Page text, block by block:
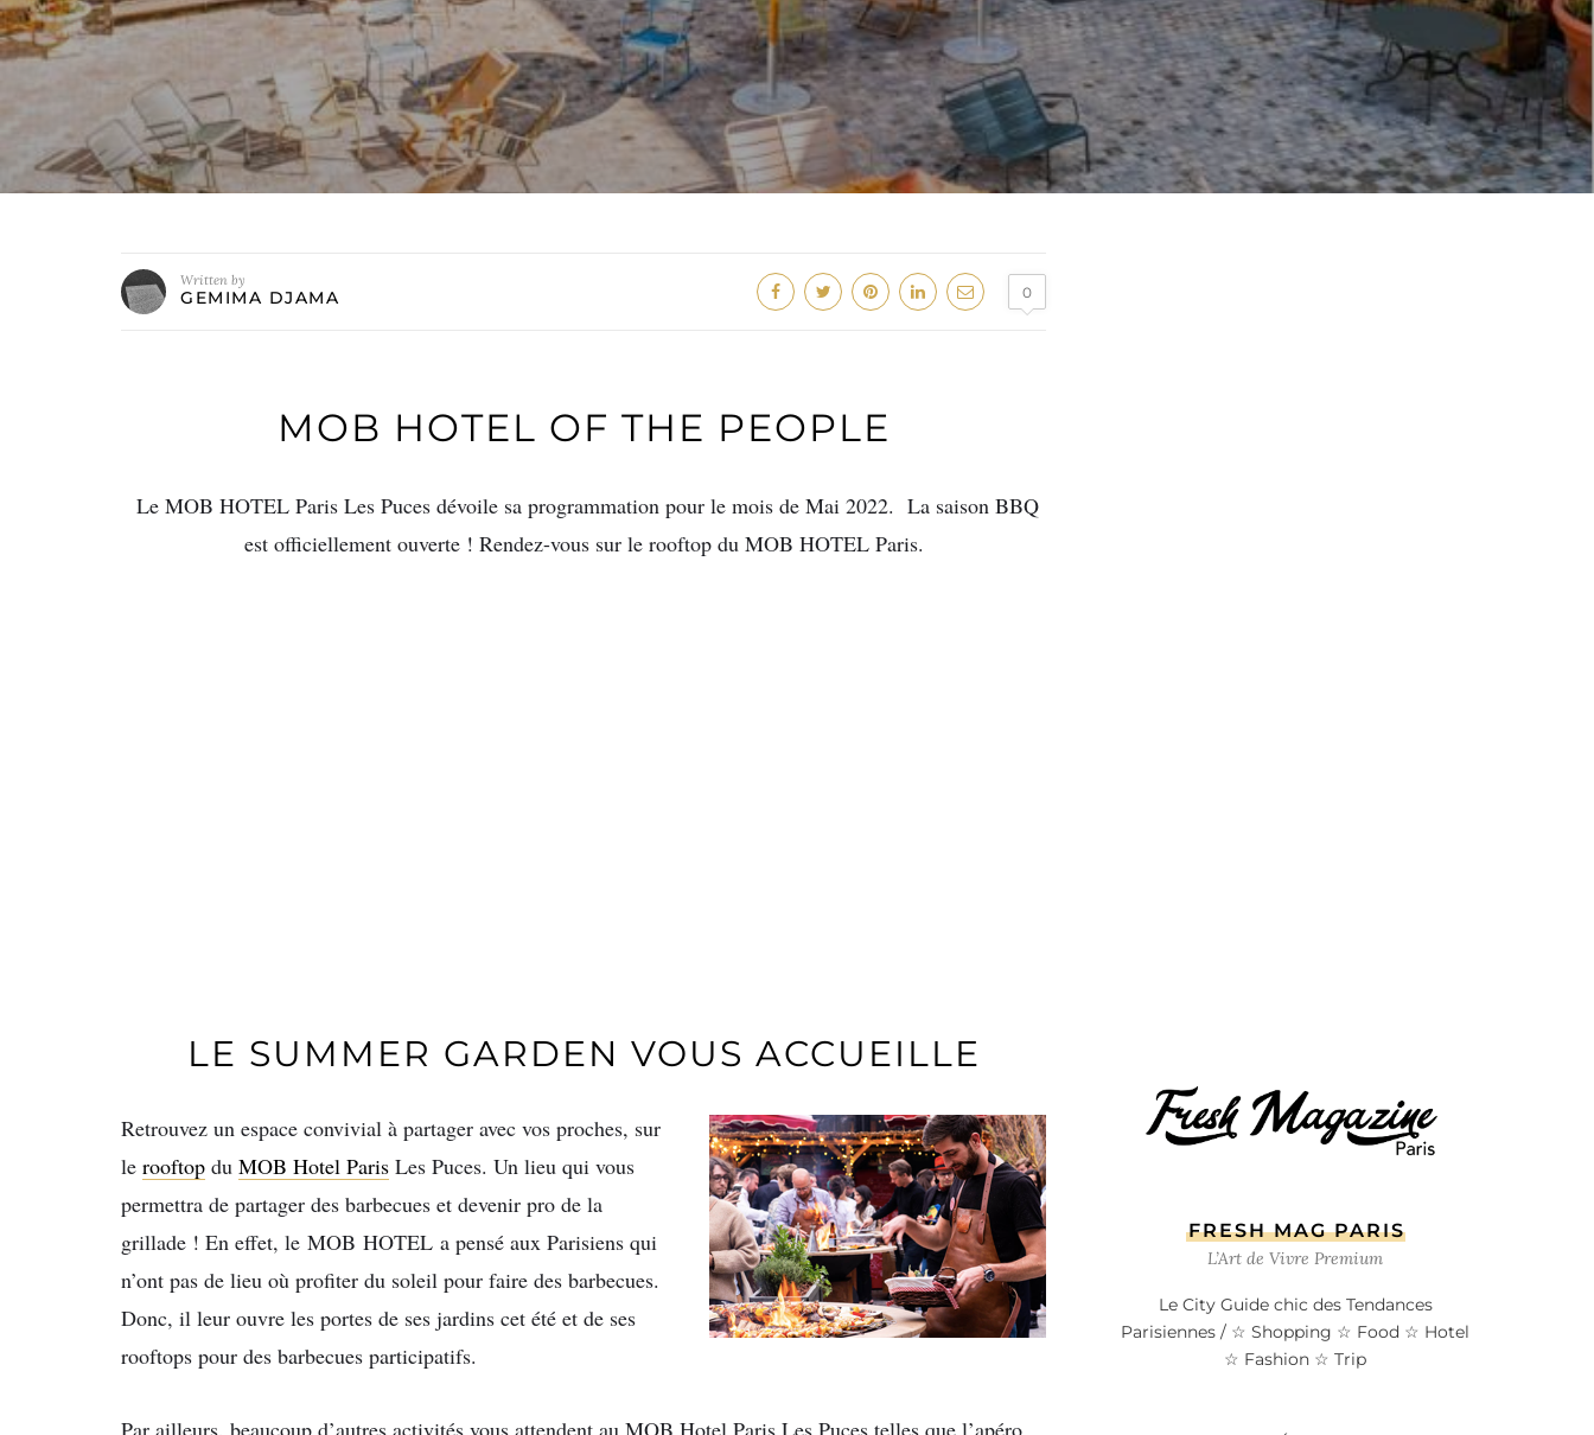
Written by
GEMIMA DJAMA 0
MOB HOTEL OF THE PEOPLE
Le MOB HOTEL Paris Les Puces dévoile sa programmation pour le mois de Mai 2022. La saison BBQ
est officiellement ouverte ! Rendez-vous sur le rooftop du MOB HOTEL Paris.
LE SUMMER GARDEN VOUS ACCUEILLE
Retrouvez un espace convivial à partager avec vos proches, sur
le rooftop du MOB Hotel Paris Les Puces. Un lieu qui vous
permettra de partager des barbecues et devenir pro de la
grillade ! En effet, le MOB HOTEL a pensé aux Parisiens qui
n’ont pas de lieu où profiter du soleil pour faire des barbecues.
Donc, il leur ouvre les portes de ses jardins cet été et de ses
rooftops pour des barbecues participatifs.
Par ailleurs, beaucoup d’autres activités vous attendent au MOB Hotel Paris Les Puces telles que l’apéro
FRESH MAG PARIS
L’Art de Vivre Premium
Le City Guide chic des Tendances
Parisiennes / ☆ Shopping ☆ Food ☆ Hotel
☆ Fashion ☆ Trip